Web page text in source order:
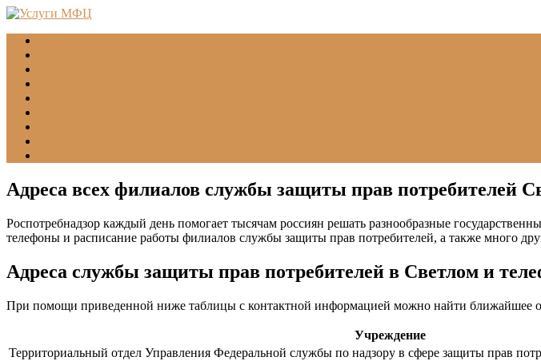
Адреса всех филиалов службы защиты прав потребителей
Роспотребнадзор каждый день помогает тысячам россиян решать разнообразные
телефоны и расписание работы филиалов службы защиты прав потребителей, а также много
Адреса службы защиты прав потребителей в Светлом и
При помощи приведенной ниже таблицы с контактной информацией можно найти ближайшее
Учреждение
Территориальный отдел Управления Федеральной службы по надзору в сфере защиты прав